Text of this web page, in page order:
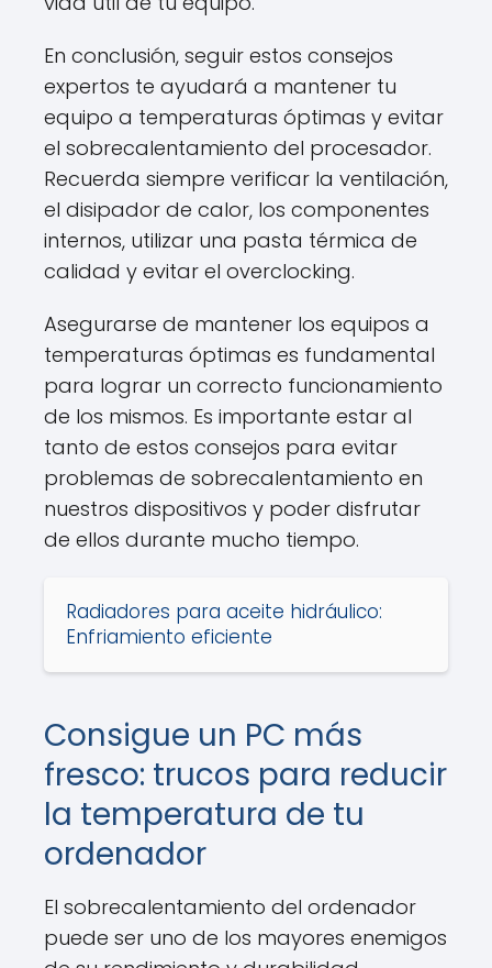
En conclusión, seguir estos consejos
expertos te ayudará a mantener tu
equipo a temperaturas óptimas y evitar
el sobrecalentamiento del procesador.
Recuerda siempre verificar la ventilación,
el disipador de calor, los componentes
internos, utilizar una pasta térmica de
calidad y evitar el overclocking.
Asegurarse de mantener los equipos a
temperaturas óptimas es fundamental
para lograr un correcto funcionamiento
de los mismos. Es importante estar al
tanto de estos consejos para evitar
problemas de sobrecalentamiento en
nuestros dispositivos y poder disfrutar
de ellos durante mucho tiempo.
Radiadores para aceite hidráulico:
Enfriamiento eficiente
Consigue un PC más
fresco: trucos para reducir
la temperatura de tu
ordenador
El sobrecalentamiento del ordenador
puede ser uno de los mayores enemigos